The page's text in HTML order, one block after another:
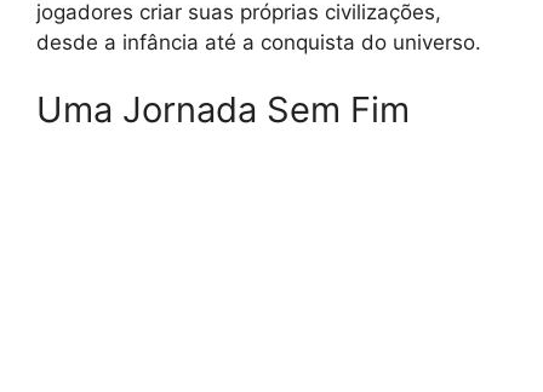
jogadores criar suas próprias civilizações,
desde a infância até a conquista do universo.
Uma Jornada Sem Fim